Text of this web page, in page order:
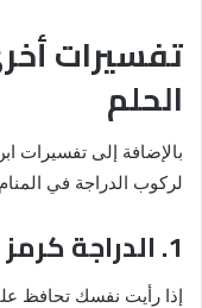
تفسيرات
الحلم
بالإضافة إلى تفسيرات
لركوب الدراجة في
1. الدراجة كرمز للتوازن في الحياة
إذا رأيت نفسك تحافظ